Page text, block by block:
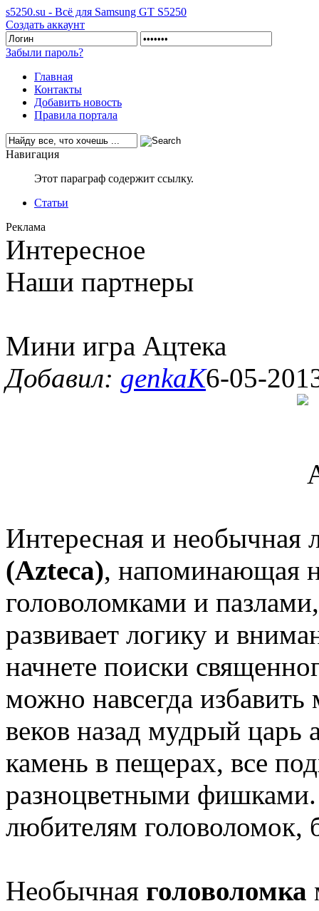
s5250.su - Всё для Samsung GT S5250
Создать аккаунт
Забыли пароль?
Главная
Контакты
Добавить новость
Правила портала
Навигация
Этот параграф содержит ссылку.
Статьи
Реклама
Интересное
Наши партнеры
Мини игра Ацтека
Добавил: genkaK6-05-
Интересная и необычная
(Azteca), напоминающая
головоломками и
развивает логику и
начнете поиски
можно навсегда
веков назад мудрый царь
камень в пещерах, все
разноцветными фишками.
любителям головоломок,
Необычная головоломка